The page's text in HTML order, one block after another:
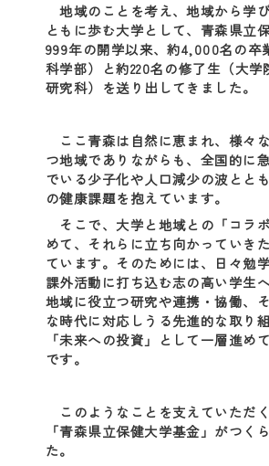
地域のことを考え、地域から学
ともに歩む大学として、青森県立
999年の開学以来、約4,000名の卒
科学部）と約220名の修了生（大学
研究科）を送り出してきました。
ここ青森は自然に恵まれ、様々
つ地域でありながらも、全国的に
でいる少子化や人口減少の波とと
の健康課題を抱えています。
そこで、大学と地域との「コラ
めて、それらに立ち向かっていき
ています。そのためには、日々勉
課外活動に打ち込む志の高い学生へ
地域に役立つ研究や連携・協働、
な時代に対応しうる先進的な取り組
「未来への投資」として一層進め
です。
このようなことを支えていただく
「青森県立保健大学基金」がつく
た。